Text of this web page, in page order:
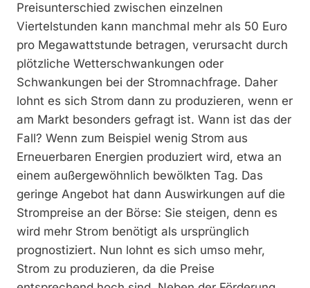
Preisunterschied zwischen einzelnen
Viertelstunden kann manchmal mehr als 50 Euro
pro Megawattstunde betragen, verursacht durch
plötzliche Wetterschwankungen oder
Schwankungen bei der Stromnachfrage. Daher
lohnt es sich Strom dann zu produzieren, wenn er
am Markt besonders gefragt ist. Wann ist das der
Fall? Wenn zum Beispiel wenig Strom aus
Erneuerbaren Energien produziert wird, etwa an
einem außergewöhnlich bewölkten Tag. Das
geringe Angebot hat dann Auswirkungen auf die
Strompreise an der Börse: Sie steigen, denn es
wird mehr Strom benötigt als ursprünglich
prognostiziert. Nun lohnt es sich umso mehr,
Strom zu produzieren, da die Preise